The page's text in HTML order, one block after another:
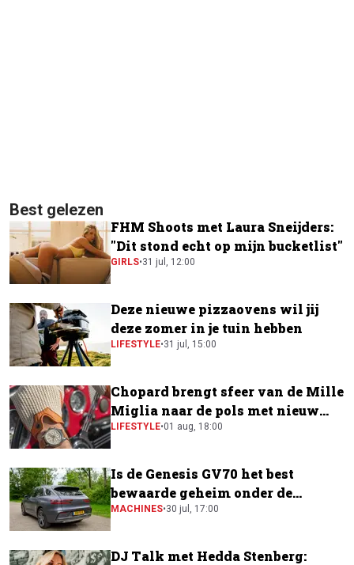
Best gelezen
FHM Shoots met Laura Sneijders:
"Dit stond echt op mijn bucketlist"
GIRLS•31 jul, 12:00
Deze nieuwe pizzaovens wil jij
deze zomer in je tuin hebben
LIFESTYLE•31 jul, 15:00
Chopard brengt sfeer van de Mille
Miglia naar de pols met nieuw
horloge
LIFESTYLE•01 aug, 18:00
Is de Genesis GV70 het best
bewaarde geheim onder de
elektrische SUV's?
MACHINES•30 jul, 17:00
DJ Talk met Hedda Stenberg: